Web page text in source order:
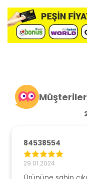
84538554
29.01.2024